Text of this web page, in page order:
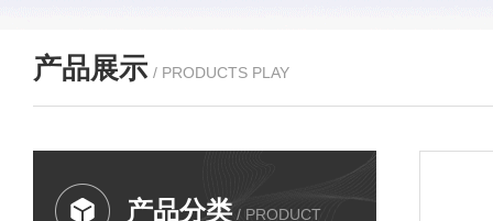
产品展示 / PRODUCTS PLAY
产品分类 / PRODUCT